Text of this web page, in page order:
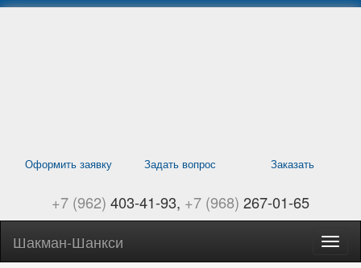
Оформить заявку Задать вопрос Заказать
+7 (962) 403-41-93 +7 (968) 267-01-65
Шакман-Шанкси